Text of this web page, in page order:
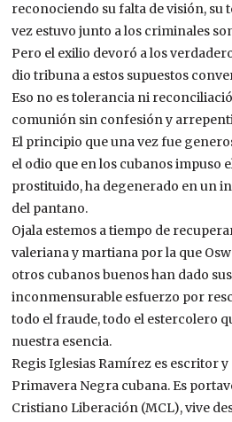
reconociendo su falta de visión, su
vez estuvo junto a los criminales
Pero el exilio devoró a los
dio tribuna a estos supuestos
Eso no es tolerancia ni
comunión sin confesión y
El principio que una vez fue
el odio que en los cubanos impuso
prostituido, ha degenerado en un
del pantano.
Ojala estemos a tiempo de
valeriana y martiana por la que
otros cubanos buenos han dado
inconmensurable esfuerzo por
todo el fraude, todo el estercolero
nuestra esencia.
Regis Iglesias Ramírez es escritor y
Primavera Negra cubana. Es
Cristiano Liberación (MCL), vive